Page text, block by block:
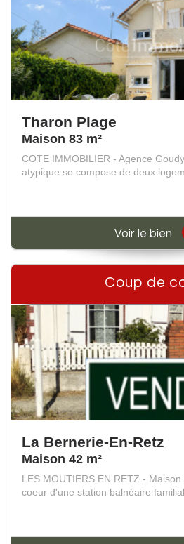
Tharon Plage
Maison 83 m²
COTE IMMOBILIER - Agence
atypique se compose de deux
Voir le bien
Coup de
La Bernerie-En-Retz
Maison 42 m²
LES MOUTIERS EN RETZ -
coeur d'une station balnéaire